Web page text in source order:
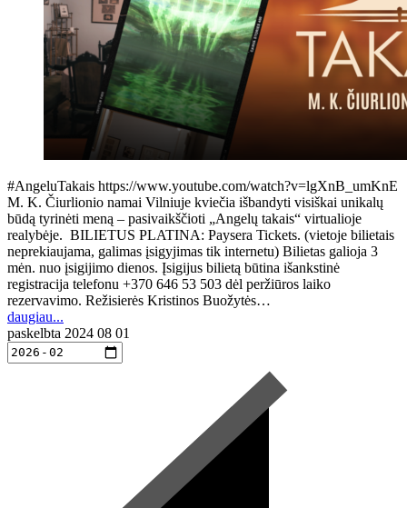
#AngeluTakais https://www.youtube.com/watch?v=lgXnB_umKnE
M. K. Čiurlionio namai Vilniuje kviečia išbandyti visiškai unikalų
būdą tyrinėti meną – pasivaikščioti „Angelų takais“ virtualioje
realybėje. BILIETUS PLATINA: Paysera Tickets. (vietoje bilietais
neprekiaujama, galimas įsigyjimas tik internetu) Bilietas galioja 3
mėn. nuo įsigijimo dienos. Įsigijus bilietą būtina išankstinė
registracija telefonu +370 646 53 503 dėl peržiūros laiko
rezervavimo. Režisierės Kristinos Buožytės…
daugiau...
paskelbta 2024 08 01